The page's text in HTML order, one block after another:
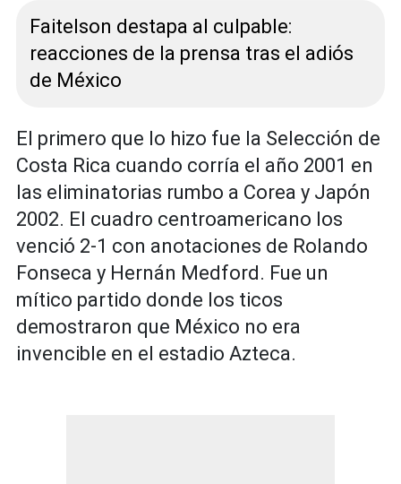
Faitelson destapa al culpable:
reacciones de la prensa tras el adiós
de México
El primero que lo hizo fue la Selección de
Costa Rica cuando corría el año 2001 en
las eliminatorias rumbo a Corea y Japón
2002. El cuadro centroamericano los
venció 2-1 con anotaciones de Rolando
Fonseca y Hernán Medford. Fue un
mítico partido donde los ticos
demostraron que México no era
invencible en el estadio Azteca.